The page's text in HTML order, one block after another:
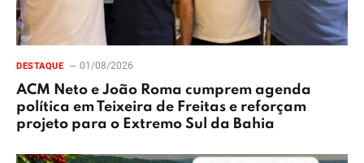
DESTAQUE 01/08/2026
ACM Neto e João Roma cumprem agenda
política em Teixeira de Freitas e reforçam
projeto para o Extremo Sul da Bahia